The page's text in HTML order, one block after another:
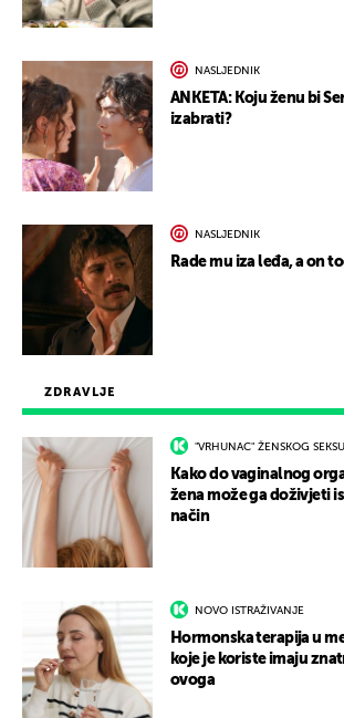
ZDRAVLJE
"VRHUNAC" ŽENSKOG
Kako do vaginalnog
žena može ga doživjeti
način
NOVO ISTRAŽIVANJE
Hormonska terapija u
koje je koriste imaju
ovoga
NASLJEDNIK
ANKETA: Koju ženu bi
izabrati?
NASLJEDNIK
Rade mu iza leđa, a on